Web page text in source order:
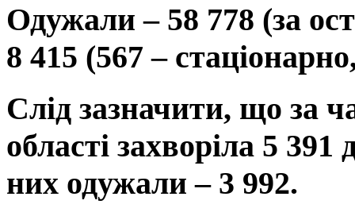
Одужали – 58 778 (за
8 415 (567 –
Слід зазначити, що за
області захворіла 5
них одужали – 3 992.